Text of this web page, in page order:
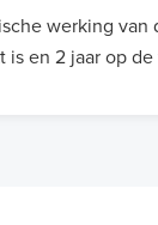
werking
en 2 jaar op